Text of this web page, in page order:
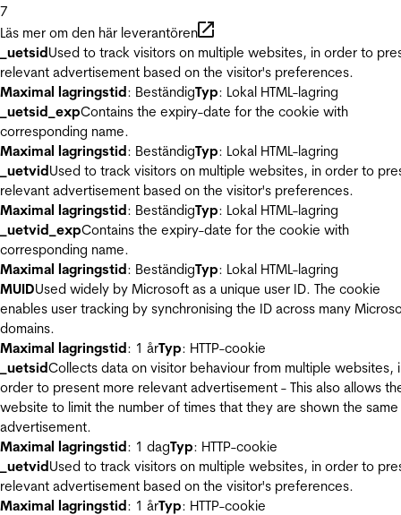
7
Läs mer om den här leverantören
_uetsidUsed to track visitors on multiple websites, in order to
relevant advertisement based on the visitor's preferences.
Maximal lagringstid: BeständigTyp: Lokal HTML-lagring
_uetsid_expContains the expiry-date for the cookie with
corresponding name.
Maximal lagringstid: BeständigTyp: Lokal HTML-lagring
_uetvidUsed to track visitors on multiple websites, in order to
relevant advertisement based on the visitor's preferences.
Maximal lagringstid: BeständigTyp: Lokal HTML-lagring
_uetvid_expContains the expiry-date for the cookie with
corresponding name.
Maximal lagringstid: BeständigTyp: Lokal HTML-lagring
MUIDUsed widely by Microsoft as a unique user ID. The cookie
enables user tracking by synchronising the ID across many
domains.
Maximal lagringstid: 1 årTyp: HTTP-cookie
_uetsidCollects data on visitor behaviour from multiple websites,
order to present more relevant advertisement - This also allows
website to limit the number of times that they are shown the same
advertisement.
Maximal lagringstid: 1 dagTyp: HTTP-cookie
_uetvidUsed to track visitors on multiple websites, in order to
relevant advertisement based on the visitor's preferences.
Maximal lagringstid: 1 årTyp: HTTP-cookie